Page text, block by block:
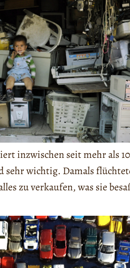
inzwischen seit mehr als
wichtig. Damals
zu verkaufen, was sie